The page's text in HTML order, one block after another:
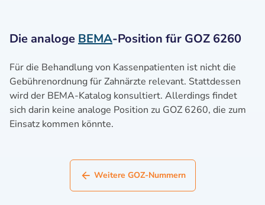
Die analoge BEMA-Position für GOZ 6260
Für die Behandlung von Kassenpatienten ist nicht die
Gebührenordnung für Zahnärzte relevant. Stattdessen
wird der BEMA-Katalog konsultiert. Allerdings findet
sich darin keine analoge Position zu GOZ 6260, die zum
Einsatz kommen könnte.
Weitere GOZ-Nummern